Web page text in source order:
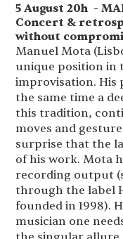
5 August 20h -
Concert &
without
Manuel Mota
unique position in
improvisation. His
the same time a
this tradition,
moves and
surprise that the
of his work. Mota
recording output
through the label
founded in 1998).
musician one